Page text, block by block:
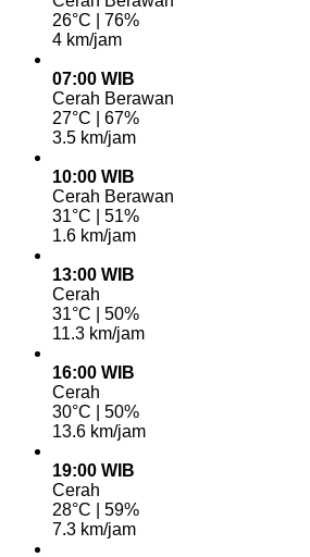
26°C | 76%
4 km/jam
07:00 WIB
Cerah Berawan
27°C | 67%
3.5 km/jam
10:00 WIB
Cerah Berawan
31°C | 51%
1.6 km/jam
13:00 WIB
Cerah
31°C | 50%
11.3 km/jam
16:00 WIB
Cerah
30°C | 50%
13.6 km/jam
19:00 WIB
Cerah
28°C | 59%
7.3 km/jam